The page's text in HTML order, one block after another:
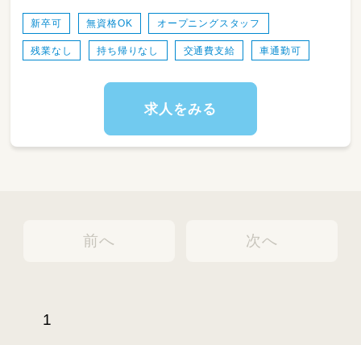
・活動に伴う準備など
諭普通免許 小学校教諭普通免許 社会福祉士 言
語聴覚士 作業療法士 理学療法士 心理士 精神
保健福祉士 普通自動車運転免許
新卒可 無資格OK オープニングスタッフ
残業なし 持ち帰りなし 交通費支給 車通勤可
求人をみる
前へ
1
次へ